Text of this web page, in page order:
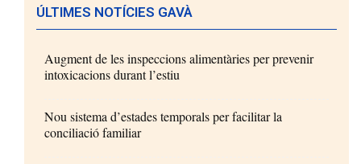
ÚLTIMES NOTÍCIES GAVÀ
Augment de les inspeccions alimentàries per prevenir
intoxicacions durant l’estiu
Nou sistema d’estades temporals per facilitar la
conciliació familiar